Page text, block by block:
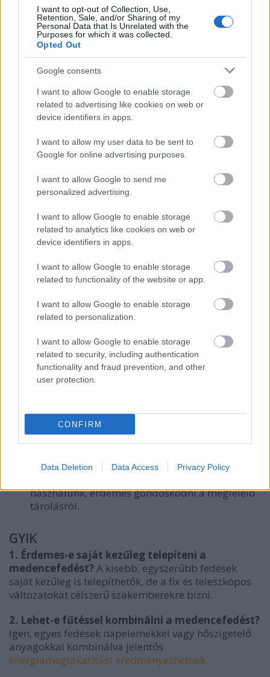
I want to opt-out of Collection, Use,
Retention, Sale, and/or Sharing of my
Personal Data that Is Unrelated with the
Purposes for which it was collected.
Opted Out
Google consents
I want to allow Google to enable storage
related to advertising like cookies on web or
device identifiers in apps.
I want to allow my user data to be sent to
Google for online advertising purposes.
I want to allow Google to send me
personalized advertising.
I want to allow Google to enable storage
related to analytics like cookies on web or
device identifiers in apps.
I want to allow Google to enable storage
related to functionality of the website or app.
I want to allow Google to enable storage
related to personalization.
I want to allow Google to enable storage
related to security, including authentication
functionality and fraud prevention, and other
user protection.
CONFIRM
Data Deletion Data Access Privacy Policy
Lapos fedés– 500 000 – 1 500 000 Ft
Teleszkópos fedés
Fix fedés– 2 500 000 – 6 000 000 Ft
Felfújható fedés– 200 000 – 800 000 Ft
Hogyan történik a medencefedés
telepítése?
A telepítés általában a következő lépésekből áll:
Tervezés és méretezés– A medence méretének
és alakjának megfelelő fedés kiválasztása.
Alapozás előkészítése– Biztosítani kell a stabil
rögzítési pontokat.
Szerkezet felépítése
– Az alumínium vagy
polikarbonátpanelek összeszerelése.
Rögzítés és ellenőrzés– A megfelelő illesztések
biztosítása a szél- és vízállóság érdekében.
Karbantartási tippek a
medencefedéshez
A fedés hosszabb élettartamának érdekében fontos:
és az algásodás megelőzése érdekében.
Az illesztések és zsanérok ellenőrzése– A
használunk, érdemes gondoskodni a megfelelő
tárolásról.
GYIK
1. Érdemes-e saját kezűleg telepíteni a
medencefedést?A kisebb, egyszerűbb fedések
saját kezűleg is telepíthetők, de a fix és teleszkópos
változatokat célszerű szakemberekre bízni.
2. Lehet-e fűtéssel kombinálni a medencefedést?
Igen, egyes fedések napelemekkel vagy hőszigetelő
anyagokkal kombinálva jelentős
energiamegtakarítást eredményezhetnek.